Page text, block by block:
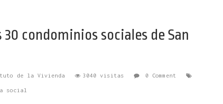
condominios sociales de San
de la Vivienda 3040 visitas 0 Comment
social